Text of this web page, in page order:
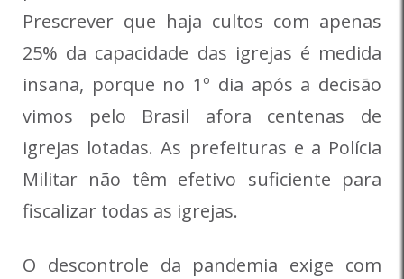
Prescrever que haja cultos com apenas
25% da capacidade das igrejas é medida
insana, porque no 1º dia após a decisão
vimos pelo Brasil afora centenas de
igrejas lotadas. As prefeituras e a Polícia
Militar não têm efetivo suficiente para
fiscalizar todas as igrejas.
O descontrole da pandemia exige com